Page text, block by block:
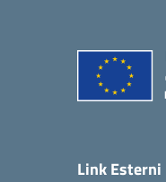
Link Esterni